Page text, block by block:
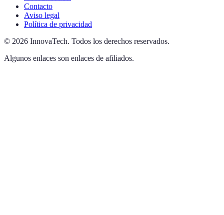
Contacto
Aviso legal
Política de privacidad
© 2026 InnovaTech. Todos los derechos reservados.
Algunos enlaces son enlaces de afiliados.